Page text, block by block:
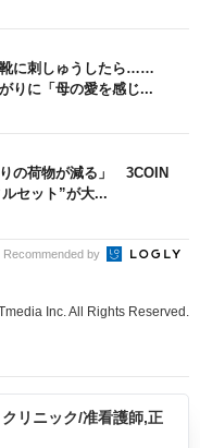
靴に刺しゅうしたら……
りに「母の愛を感じ...
りの荷物が減る」 3COIN
セット”が大...
Recommended by
Inc. All Rights Reserved.
リニック/准看護師,正